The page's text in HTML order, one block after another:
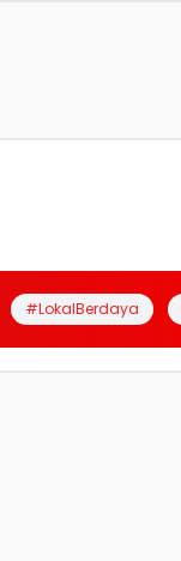
#LokalBerdaya